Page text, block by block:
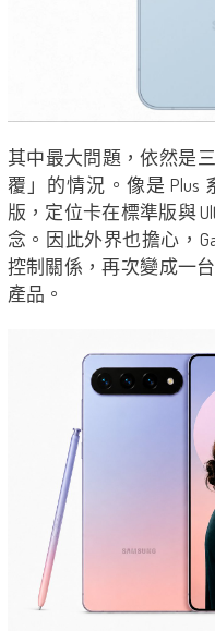
其中最大問題，依然是
覆」的情況。像是 Plus
版，定位卡在標準版與
念。因此外界也擔心，
控制關係，再次變成一台
產品。